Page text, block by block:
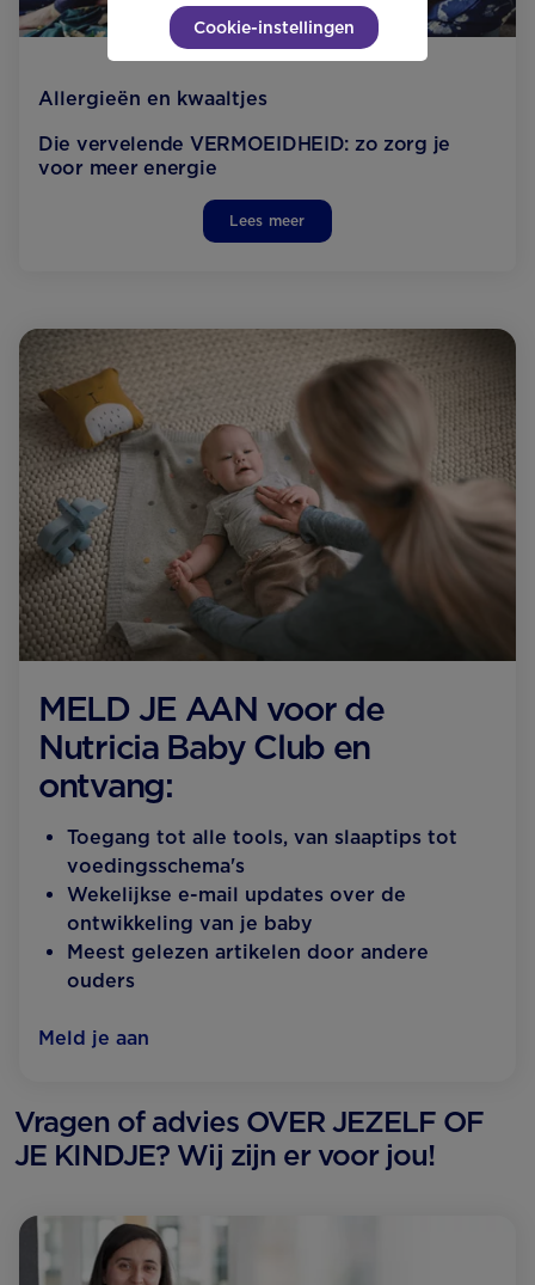
Allergieën en kwaaltjes
Die vervelende VERMOEIDHEID: zo zorg je
voor meer energie
Lees meer
MELD JE AAN voor de
Nutricia Baby Club en
ontvang:
Toegang tot alle tools, van slaaptips tot
voedingsschema's
Wekelijkse e-mail updates over de
ontwikkeling van je baby
Meest gelezen artikelen door andere
ouders
Meld je aan
Vragen of advies OVER JEZELF OF
JE KINDJE? Wij zijn er voor jou!
Cookie-instellingen